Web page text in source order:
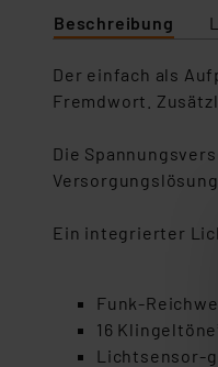
Beschreibung
Der einfach als
Fremdwort.
Die
Ein integrierter
Funk-
16
Lichtsensor-